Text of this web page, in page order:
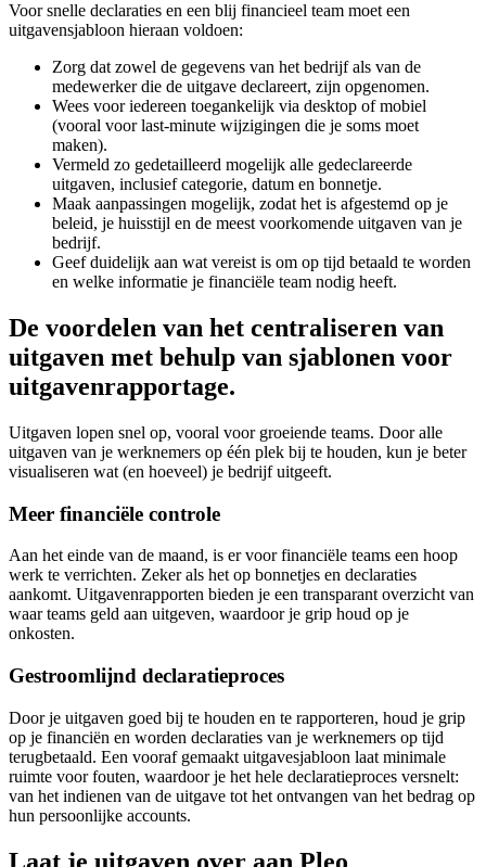
Voor snelle declaraties en een blij financieel team moet een
uitgavensjabloon hieraan voldoen:
Zorg dat zowel de gegevens van het bedrijf als van de
medewerker die de uitgave declareert, zijn opgenomen.
Wees voor iedereen toegankelijk via desktop of mobiel
(vooral voor last-minute wijzigingen die je soms moet
maken).
Vermeld zo gedetailleerd mogelijk alle gedeclareerde
uitgaven, inclusief categorie, datum en bonnetje.
Maak aanpassingen mogelijk, zodat het is afgestemd op je
beleid, je huisstijl en de meest voorkomende uitgaven van je
bedrijf.
Geef duidelijk aan wat vereist is om op tijd betaald te worden
en welke informatie je financiële team nodig heeft.
De voordelen van het centraliseren van
uitgaven met behulp van sjablonen voor
uitgavenrapportage.
Uitgaven lopen snel op, vooral voor groeiende teams. Door alle
uitgaven van je werknemers op één plek bij te houden, kun je beter
visualiseren wat (en hoeveel) je bedrijf uitgeeft.
Meer financiële controle
Aan het einde van de maand, is er voor financiële teams een hoop
werk te verrichten. Zeker als het op bonnetjes en declaraties
aankomt. Uitgavenrapporten bieden je een transparant overzicht van
waar teams geld aan uitgeven, waardoor je grip houd op je
onkosten.
Gestroomlijnd declaratieproces
Door je uitgaven goed bij te houden en te rapporteren, houd je grip
op je financiën en worden declaraties van je werknemers op tijd
terugbetaald. Een vooraf gemaakt uitgavesjabloon laat minimale
ruimte voor fouten, waardoor je het hele declaratieproces versnelt:
van het indienen van de uitgave tot het ontvangen van het bedrag op
hun persoonlijke accounts.
Laat je uitgaven over aan Pleo